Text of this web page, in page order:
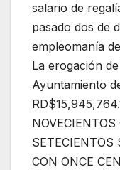
salario de
pasado dos de
empleomanía
La erogación
Ayuntamiento
SETECIENTOS
CON ONCE